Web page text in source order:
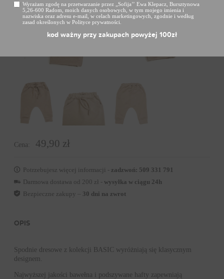
Cena: 49,90 zł
Potrzebujesz więcej informacji - zadzwoń: 509 331 791
Darmowa dostawa od 200 zł - wysyłka w ciągu 24h
Bezpieczne zakupy – 30 dni na zwrot
OPIS
Spodnie dresowe z kolekcji BASIC wyróżniają się klasycznym
designem.
Najwyższej jakości bawełna i podszywane hafty zapewniają
Wyrażam zgodę na przetwarzanie przez „Sofija’’ Ewa Klepacz, Bursztynowa
5,26-600 Radom, moich danych osobowych, w tym mojego imienia i
nazwiska oraz adresu e-mail, w celach marketingowych, zgodnie i według
zasad określonych w Polityce prywatności.
kod ważny przy zakupach powyżej 100zł